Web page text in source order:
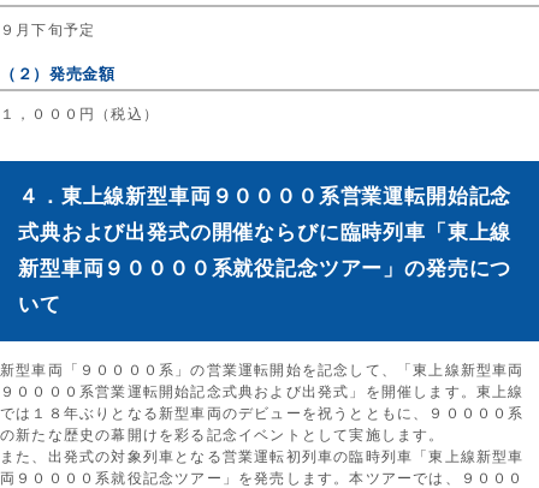
９月下旬予定
（２）発売金額
１，０００円（税込）
４．東上線新型車両９００００系営業運転開始記念
式典および出発式の開催ならびに臨時列車「東上線
新型車両９００００系就役記念ツアー」の発売につ
いて
新型車両「９００００系」の営業運転開始を記念して、「東上線新型車両
９００００系営業運転開始記念式典および出発式」を開催します。東上線
では１８年ぶりとなる新型車両のデビューを祝うとともに、９００００系
の新たな歴史の幕開けを彩る記念イベントとして実施します。
また、出発式の対象列車となる営業運転初列車の臨時列車「東上線新型車
両９００００系就役記念ツアー」を発売します。本ツアーでは、９０００